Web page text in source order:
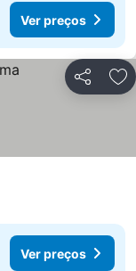
Ver preços
Partilhar
Ver preços